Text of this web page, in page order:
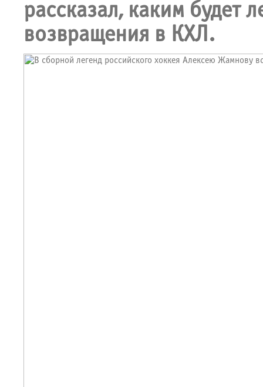
рассказал, каким будет
возвращения в КХЛ.